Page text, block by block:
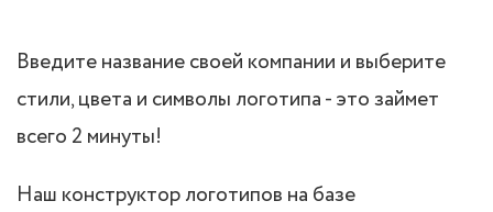
Введите название своей компании и выберите
стили, цвета и символы логотипа - это займет
всего 2 минуты!
Наш конструктор логотипов на базе